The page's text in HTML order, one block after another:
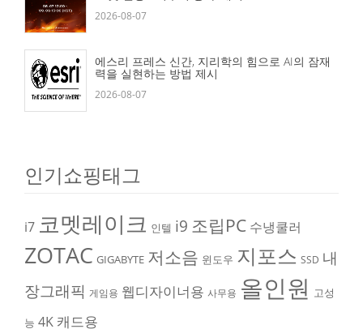
2026-08-07
에스리 프레스 신간, 지리학의 힘으로 AI의 잠재
력을 실현하는 방법 제시
2026-08-07
인기쇼핑태그
i7 코멧레이크 인텔 i9 조립PC 수냉쿨러
ZOTAC GIGABYTE 저소음 윈도우 지포스 SSD 내
장그래픽 게임용 웹디자이너용 사무용 올인원 고성
능 4K 캐드용